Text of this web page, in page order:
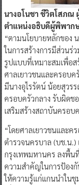
นางอโนชา ชีวิตโสภณ
ตำแหน่งอธิบดีผู้พิพาก
“ตามนโยบายหลักของ
ในการสร้างการมีส่วนร่
รูปแบบที่เหมาะสมเพื่อ
ศาลเยาวชนและครอบค
มีนางอุไรรัตน์ น้อยสุวร
ครอบครัวกลาง รับผิดช
เสริมสร้างสถาบันครอบ
“โดยศาลเยาวชนและค
ตำรวจนครบาล (บช.น.)
กรุงเทพมหานคร ลงพื้น
ความสำคัญในการป้องกั
ให้ความรู้แก่แกนนำใน